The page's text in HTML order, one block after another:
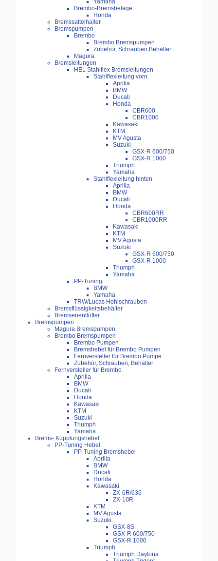
Yamaha
Brembo-Bremsbeläge
Honda
Bremssattelhalter
Bremspumpen
Brembo
Brembo Bremspumpen
Zubehör, Schrauben,Behälter
Magura
Bremsleitungen
HEL Stahlflex Bremsleitungen
Stahlflexleitung vorn
Aprilia
BMW
Ducati
Honda
CBR600
CBR1000
Kawasaki
KTM
MV Agusta
Suzuki
GSX-R 600/750
GSX-R 1000
Triumph
Yamaha
Stahlflexleitung hinten
Aprilia
BMW
Ducati
Honda
CBR600RR
CBR1000RR
Kawasaki
KTM
MV Agusta
Suzuki
GSX-R 600/750
GSX-R 1000
Triumph
Yamaha
PP-Tuning
BMW
Yamaha
TRW/Lucas Hohlschrauben
Bremsflüssigkeitsbehälter
Bremsenentlüfter
Bremspumpen
Magura Bremspumpen
Brembo Bremspumpen
Brembo Pumpen
Bremshebel für Brembo Pumpen
Fernversteller für Brembo Pumpe
Zubehör, Schrauben, Behälter
Fernversteller für Brembo
Aprilia
BMW
Ducati
Honda
Kawasaki
KTM
Suzuki
Triumph
Yamaha
Brems- Kupplungshebel
PP-Tuning Hebel
PP-Tuning Bremshebel
Aprilia
BMW
Ducati
Honda
Kawasaki
ZX-6R/636
ZX-10R
KTM
MV Agusta
Suzuki
GSX-8S
GSX-R 600/750
GSX-R 1000
Triumph
Triumph Daytona